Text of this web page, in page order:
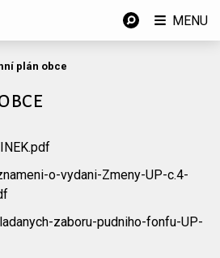
plán obce
o-vydani-Zmeny-UP-c.4-
zaboru-pudniho-fonfu-UP-
MENU